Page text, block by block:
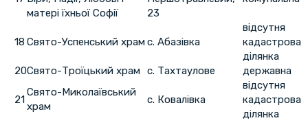
матері їхньої Софії
23
18 Свято-Успенський храмс. Абазівка
відсутня
кадастрова
ділянка
20Свято-Троїцький храм с. Тахтаулове державна
21
Свято-Миколаївський
храм
c. Ковалівка
відсутня
кадастрова
ділянка